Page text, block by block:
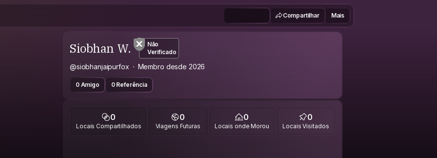
Compartilhar Mais
Siobhan W.
Não
Verificado
@siobhanjaipurfox Membro desde 2026
0 Amigo 0 Referência
0
Locais Compartilhados
0
Viagens Futuras
0
Locais onde Morou
0
Locais Visitados